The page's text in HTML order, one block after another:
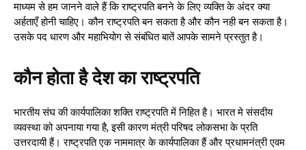
माध्यम से हम जानने वाले हैं कि राष्ट्रपति बनने के लिए व्यक्ति के अंदर क्या
अर्हताएँ होनी चाहिए। कौन राष्ट्रपति बन सकता है और कौन नही बन सकता है।
उसके पद धारण और महाभियोग से संबंधित बातें आपके सामने प्रस्तुत है।
कौन होता है देश का राष्ट्रपति
भारतीय संघ की कार्यपालिका शक्ति राष्ट्रपति में निहित है। भारत मे संसदीय
व्यवस्था को अपनाया गया है, इसी कारण मंत्री परिषद लोकसभा के प्रति
उत्तरदायी हैं। राष्ट्रपति एक नाममात्र के कार्यपालिका हैं और प्रधामनंत्री एवम